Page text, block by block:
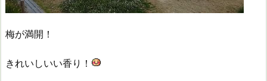
梅が満開！
きれいしいい香り！